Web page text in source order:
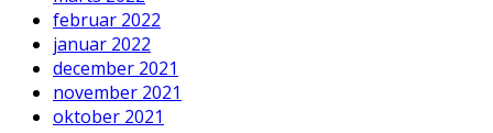
februar 2022
januar 2022
december 2021
november 2021
oktober 2021